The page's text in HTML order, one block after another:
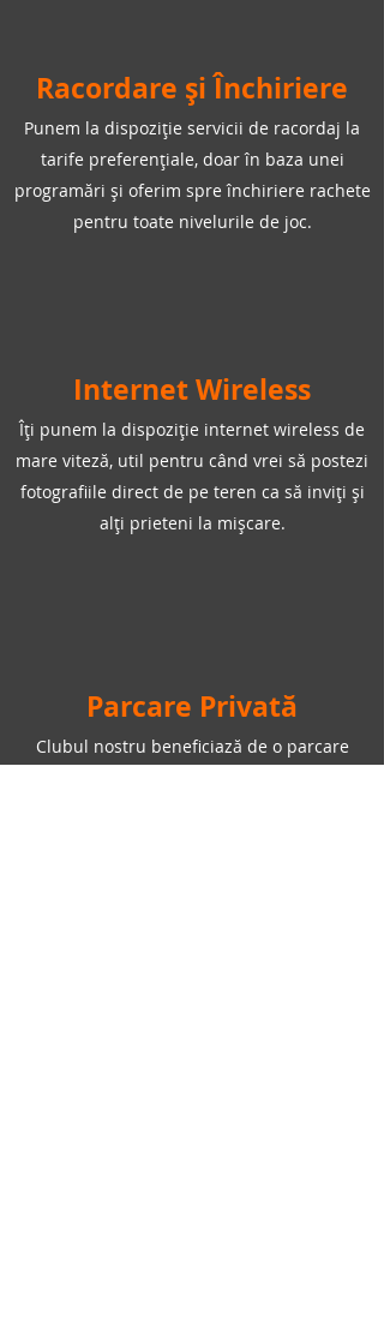
Racordare și Închiriere
Punem la dispoziție servicii de racordaj la
tarife preferențiale, doar în baza unei
programări și oferim spre închiriere rachete
pentru toate nivelurile de joc.
Internet Wireless
Îți punem la dispoziție internet wireless de
mare viteză, util pentru când vrei să postezi
fotografiile direct de pe teren ca să inviți și
alți prieteni la mișcare.
Parcare Privată
Clubul nostru beneficiază de o parcare